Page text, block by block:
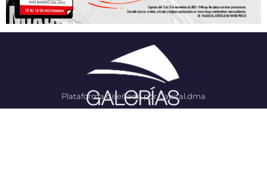
Plataforma diseñada por Capital.dma